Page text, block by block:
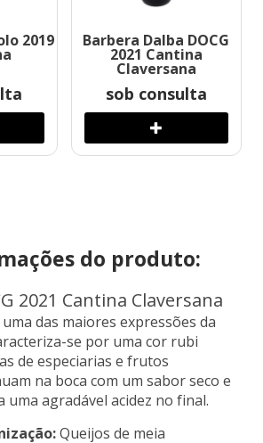
2019 Barbera Dalba DOCG
2021 Cantina
Claversana
sob consulta
do produto:
2021 Cantina Claversana
uma das maiores expressões da
se por uma cor rubi
de especiarias e frutos
na boca com um sabor seco e
uma agradável acidez no final.
Queijos de meia